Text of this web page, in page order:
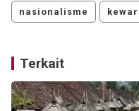
nasionalisme
Terkait